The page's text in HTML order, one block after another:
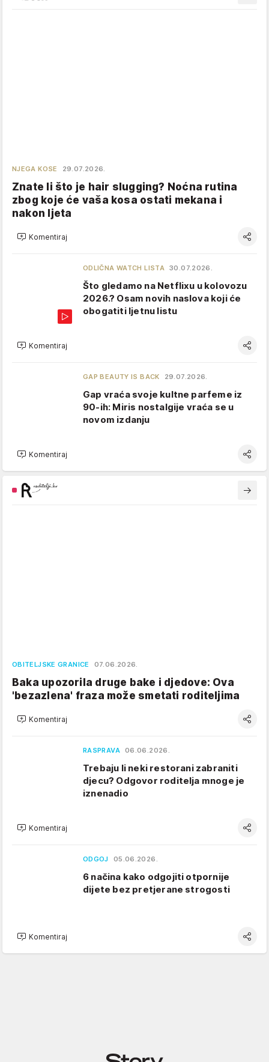
NJEGA KOSE 29.07.2026.
Znate li što je hair slugging? Noćna rutina
zbog koje će vaša kosa ostati mekana i
nakon ljeta
Komentiraj
ODLIČNA WATCH LISTA 30.07.2026.
Što gledamo na Netflixu u kolovozu
2026.? Osam novih naslova koji će
obogatiti ljetnu listu
Komentiraj
GAP BEAUTY IS BACK 29.07.2026.
Gap vraća svoje kultne parfeme iz
90-ih: Miris nostalgije vraća se u
novom izdanju
Komentiraj
OBITELJSKE GRANICE 07.06.2026.
Baka upozorila druge bake i djedove: Ova
'bezazlena' fraza može smetati roditeljima
Komentiraj
RASPRAVA 06.06.2026.
Trebaju li neki restorani zabraniti
djecu? Odgovor roditelja mnoge je
iznenadio
Komentiraj
ODGOJ 05.06.2026.
6 načina kako odgojiti otpornije
dijete bez pretjerane strogosti
Komentiraj